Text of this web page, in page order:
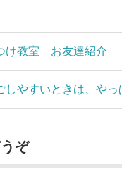
け教室 お友達紹介
しやすいときは、やっ
ぞ